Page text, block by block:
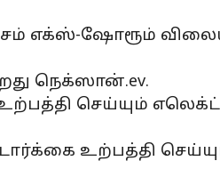
எக்ஸ்-ஷோரூம்
நெக்ஸான்.ev.
செய்யும்
டார்க்கை உற்பத்தி